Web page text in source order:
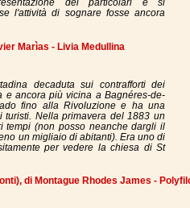
dei particolari e si
l'attività di sognare fosse ancora
Marìas - Livia Medullina
decaduta sui contrafforti dei
e ancora più vicina a Bagnéres-de-
fino alla Rivoluzione e ha una
turisti. Nella primavera del 1883 un
tempi (non posso neanche dargli il
un migliaio di abitanti). Era uno di
per vedere la chiesa di St
di Montague Rhodes James -